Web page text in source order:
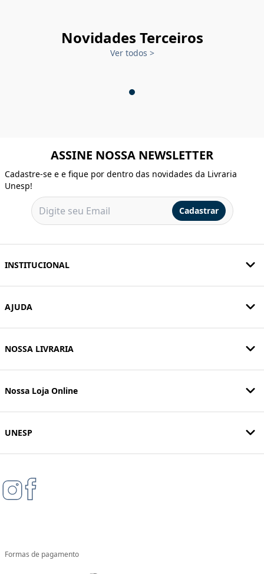
Novidades Terceiros
Ver todos >
ASSINE NOSSA NEWSLETTER
Cadastre-se e e fique por dentro das novidades da Livraria
Unesp!
Cadastrar
INSTITUCIONAL
AJUDA
NOSSA LIVRARIA
Nossa Loja Online
UNESP
Formas de pagamento